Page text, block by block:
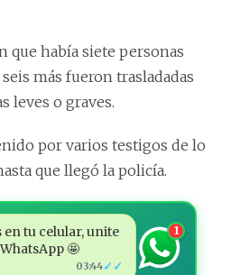
que había siete personas
más fueron trasladadas
leves o graves.
por varios testigos de lo
que llegó la policía.
en tu celular, unite
🤩
03:44✓✓
1